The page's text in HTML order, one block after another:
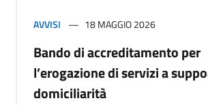
AVVISI 18 MAGGIO 2026
Bando di accreditamento per
l’erogazione di servizi a
domiciliarità